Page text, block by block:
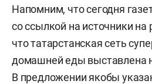
Напомним, что сегодня
со ссылкой на источники
что татарстанская сеть
домашней еды выставлена
В предложении якобы